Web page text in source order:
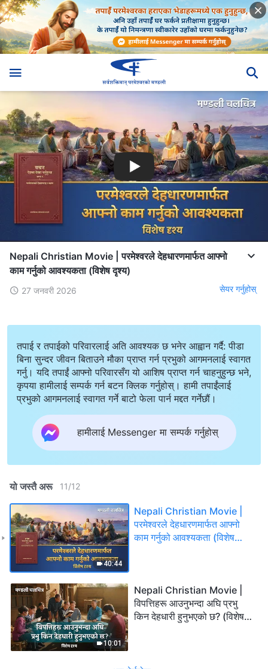
Nepali Christian Movie | परमेश्‍वरले देहधारणमार्फत आफ्‍नो
काम गर्नुको आवश्यकता (विशेष दृश्य)
27 जनवरी 2026 सेयर गर्नुहोस्
तपाई र तपाईको परिवारलाई अति आवश्यक छ भनेर आह्वान गर्दै: पीडा
बिना सुन्दर जीवन बिताउने मौका प्राप्त गर्न प्रभुको आगमनलाई स्वागत
गर्नु। यदि तपाईं आफ्नो परिवारसँग यो आशिष प्राप्त गर्न चाहनुहुन्छ भने,
कृपया हामीलाई सम्पर्क गर्न बटन क्लिक गर्नुहोस्। हामी तपाईंलाई
प्रभुको आगमनलाई स्वागत गर्ने बाटो फेला पार्न मद्दत गर्नेछौं।
हामीलाई Messenger मा सम्पर्क गर्नुहोस्
यो जस्तै अरू 11/12
40:44
Nepali Christian Movie |
परमेश्‍वरले देहधारणमार्फत आफ्‍नो
काम गर्नुको आवश्यकता (विशेष
10:01
Nepali Christian Movie |
विपत्तिहरू आउनुभन्दा अघि प्रभु
किन देहधारी हुनुभएको छ? (विशेष